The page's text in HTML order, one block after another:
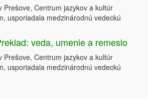
Prešove, Centrum jazykov a kultúr
usporiadala medzinárodnú vedeckú
veda, umenie a remeslo
Prešove, Centrum jazykov a kultúr
usporiadala medzinárodnú vedeckú